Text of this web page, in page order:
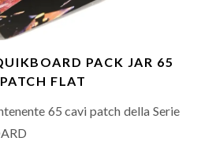
PACK JAR 65
FLAT
65 cavi patch della Serie